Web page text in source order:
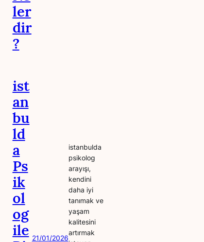
ler
dir
?
ist
an
bu
ld
a
Ps
ik
ol
og
ile 21/01/2026
istanbulda
psikolog
arayışı,
kendini
daha iyi
tanımak ve
yaşam
kalitesini
artırmak